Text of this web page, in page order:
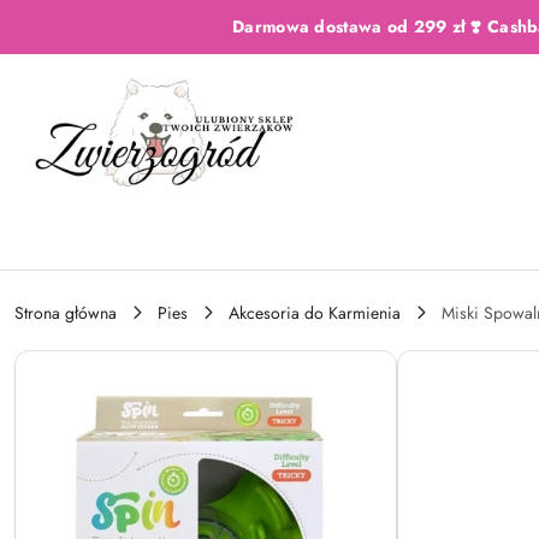
Przejdź do treści głównej
Przejdź do wyszukiwarki
Przejdź do moje konto
Przejdź do menu głównego
Przejdź do opisu produktuDarmowa dostawa od 299 zł ❣️
Strona główna Pies Akcesoria do Karmienia
Miski